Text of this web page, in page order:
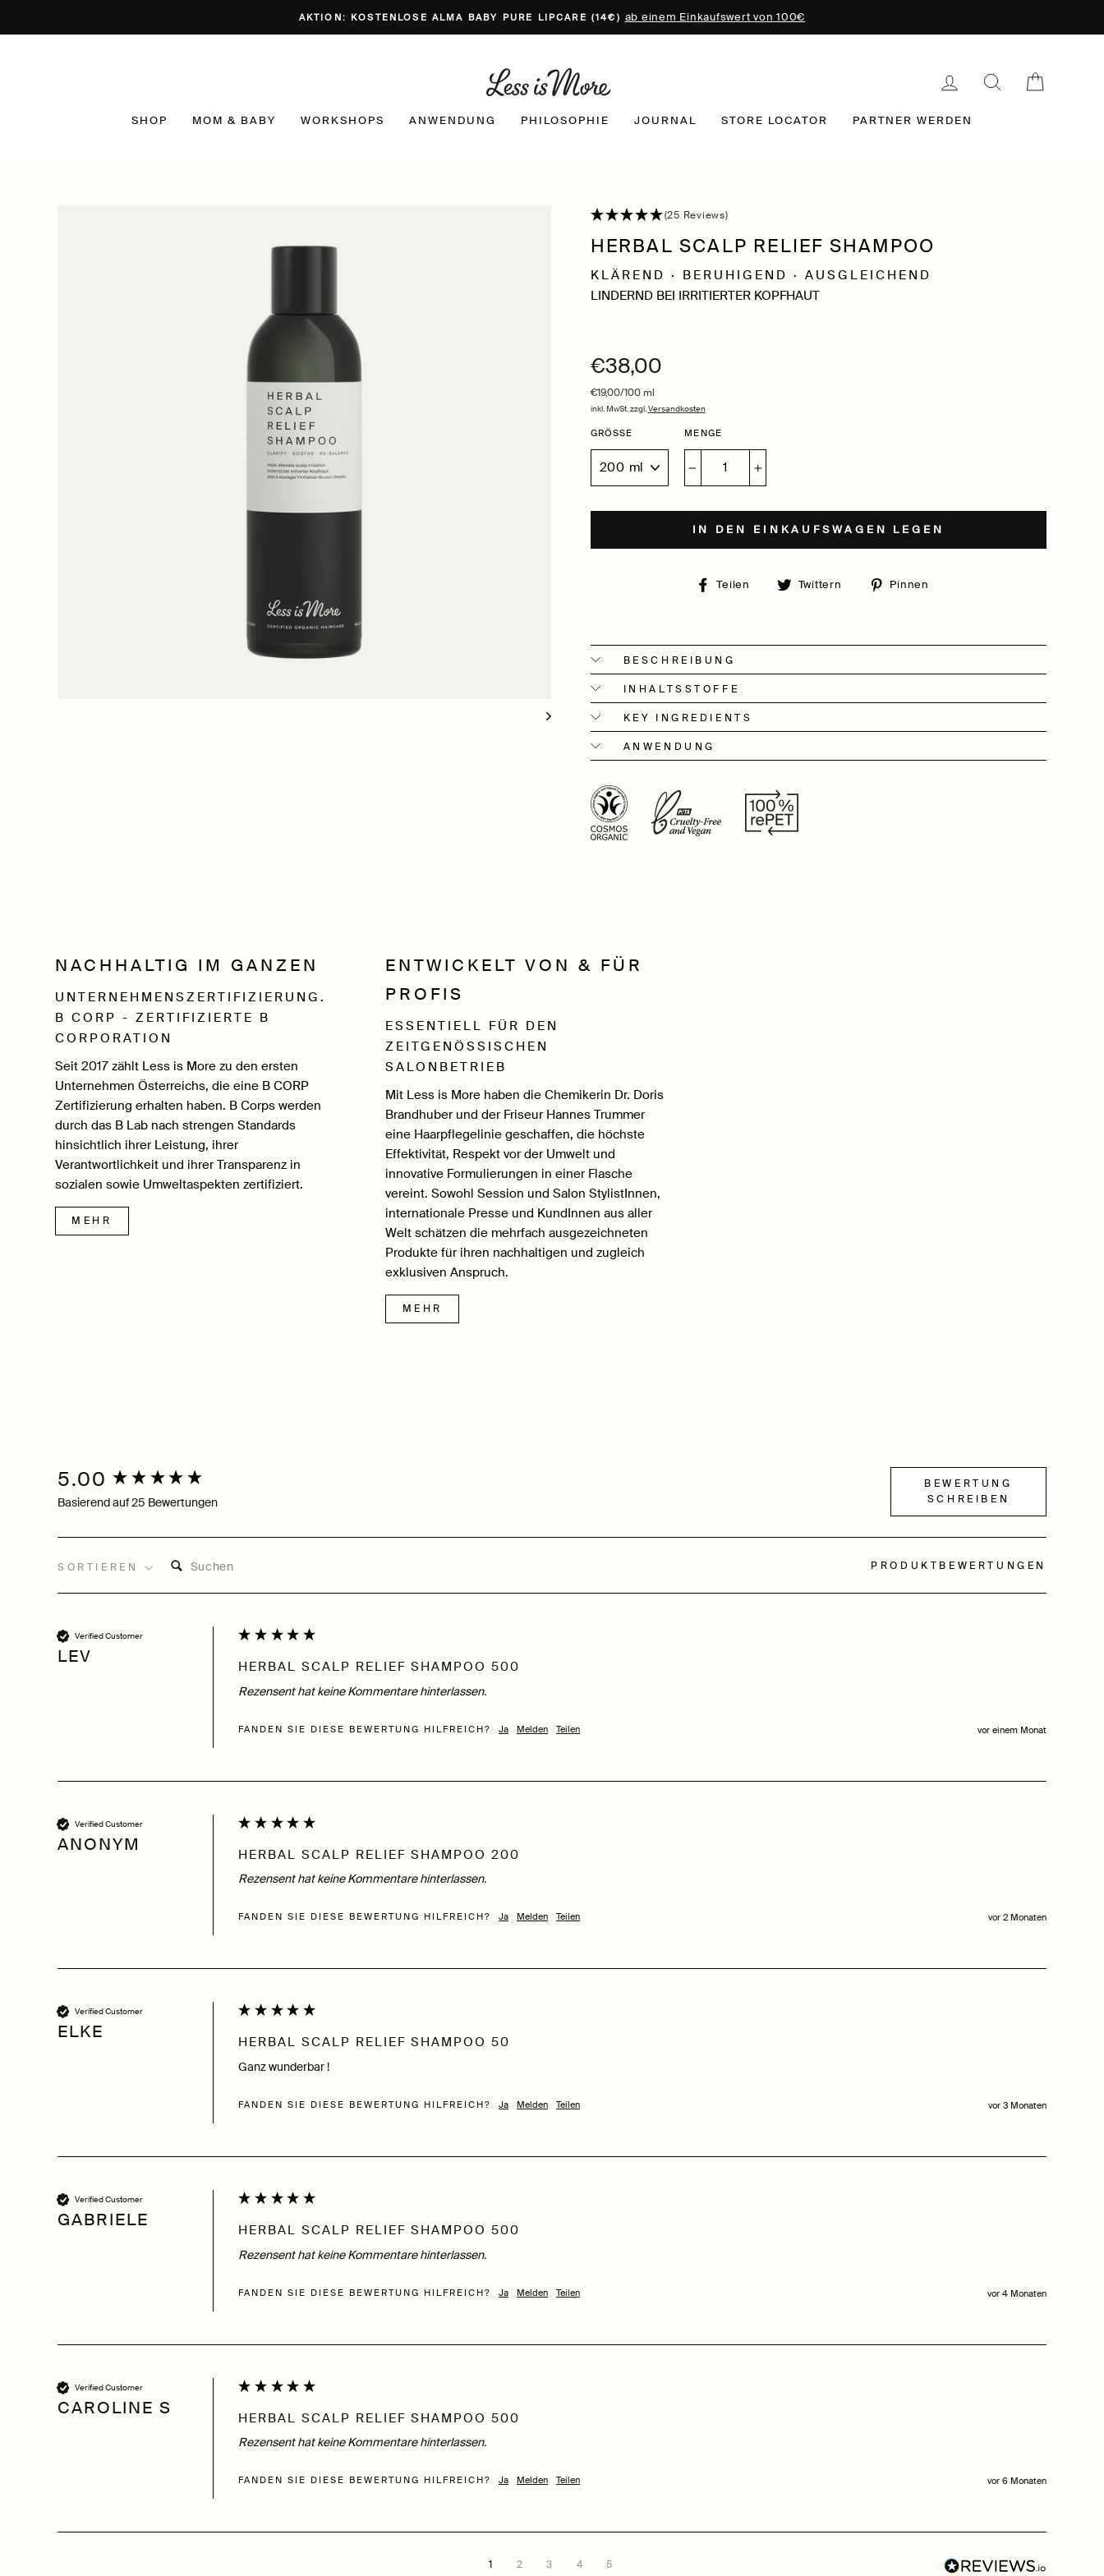
zum
AKTION: KOSTENLOSE ALMA BABY PURE LIPCARE (14€) ab einem Einkaufswert von 100€
EINLOGGEN
SUCHE
SHOP MOM & BABY WORKSHOPS ANWENDUNG PHILOSOPHIE JOURNAL STORE LOCATOR PARTNER WERDEN
(25 Reviews)
HERBAL SCALP RELIEF SHAMPOO
KLÄREND · BERUHIGEND · AUSGLEICHEND
LINDERND BEI IRRITIERTER KOPFHAUT
Normaler
Preis
€38,00
€19,00/100 ml
inkl. MwSt. zzgl.Versandkosten
GRÖSSE MENGE
IN DEN EINKAUFSWAGEN LEGEN
Teilen
Auf
Twittern
Auf
Pinnen
BESCHREIBUNG
INHALTSSTOFFE
KEY INGREDIENTS
ANWENDUNG
NACHHALTIG IM GANZEN
UNTERNEHMENSZERTIFIZIERUNG.
B CORP - ZERTIFIZIERTE B
CORPORATION
Seit 2017 zählt Less is More zu den ersten
Unternehmen Österreichs, die eine B CORP
Zertifizierung erhalten haben. B Corps werden
durch das B Lab nach strengen Standards
hinsichtlich ihrer Leistung, ihrer
Verantwortlichkeit und ihrer Transparenz in
sozialen sowie Umweltaspekten zertifiziert.
MEHR
ENTWICKELT VON & FÜR
PROFIS
ESSENTIELL FÜR DEN
ZEITGENÖSSISCHEN
SALONBETRIEB
Mit Less is More haben die Chemikerin Dr. Doris
Brandhuber und der Friseur Hannes Trummer
eine Haarpflegelinie geschaffen, die höchste
Effektivität, Respekt vor der Umwelt und
innovative Formulierungen in einer Flasche
vereint. Sowohl Session und Salon StylistInnen,
internationale Presse und KundInnen aus aller
Welt schätzen die mehrfach ausgezeichneten
Produkte für ihren nachhaltigen und zugleich
exklusiven Anspruch.
MEHR
5.00
Basierend auf 25 Bewertungen
BEWERTUNG
SCHREIBEN
SORTIEREN PRODUKTBEWERTUNGEN
Verified Customer
LEV HERBAL SCALP RELIEF SHAMPOO 500
Rezensent hat keine Kommentare hinterlassen.
FANDEN SIE DIESE BEWERTUNG HILFREICH? Ja Melden Teilen vor einem Monat
Verified Customer
ANONYM HERBAL SCALP RELIEF SHAMPOO 200
Rezensent hat keine Kommentare hinterlassen.
FANDEN SIE DIESE BEWERTUNG HILFREICH? Ja Melden Teilen vor 2 Monaten
Verified Customer
ELKE HERBAL SCALP RELIEF SHAMPOO 50
Ganz wunderbar !
FANDEN SIE DIESE BEWERTUNG HILFREICH? Ja Melden Teilen vor 3 Monaten
Verified Customer
GABRIELE HERBAL SCALP RELIEF SHAMPOO 500
Rezensent hat keine Kommentare hinterlassen.
FANDEN SIE DIESE BEWERTUNG HILFREICH? Ja Melden Teilen vor 4 Monaten
Verified Customer
CAROLINE S HERBAL SCALP RELIEF SHAMPOO 500
Rezensent hat keine Kommentare hinterlassen.
FANDEN SIE DIESE BEWERTUNG HILFREICH? Ja Melden Teilen vor 6 Monaten
1 2 3 4 5
New content loaded